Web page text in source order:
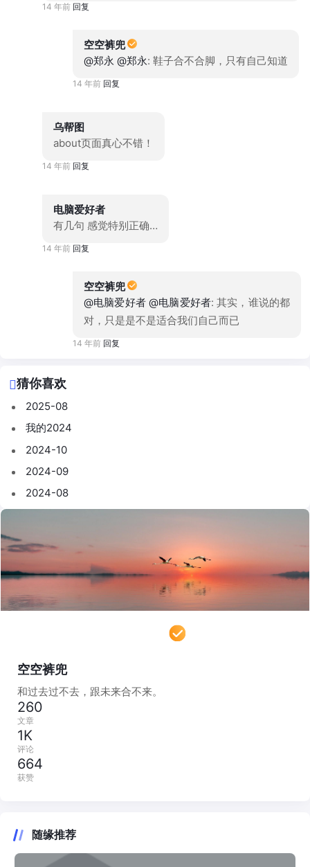
14 年前 回复
空空裤兜
@郑永 @郑永: 鞋子合不合脚，只有自己知道
14 年前 回复
乌帮图
about页面真心不错！
14 年前 回复
电脑爱好者
有几句 感觉特别正确…
14 年前 回复
空空裤兜
@电脑爱好者 @电脑爱好者: 其实，谁说的都
对，只是是不是适合我们自己而已
14 年前 回复
猜你喜欢
2025-08
我的2024
2024-10
2024-09
2024-08
空空裤兜
和过去过不去，跟未来合不来。
260
文章
1K
评论
664
获赞
随缘推荐